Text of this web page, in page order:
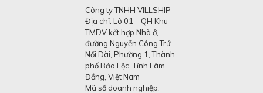
Công ty TNHH VILLSHIP
Địa chỉ: Lô 01 – QH Khu
TMDV kết hợp Nhà ở,
đường Nguyễn Công Trứ
Nối Dài, Phường 1, Thành
phố Bảo Lộc, Tỉnh Lâm
Đồng, Việt Nam
Mã số doanh nghiệp: